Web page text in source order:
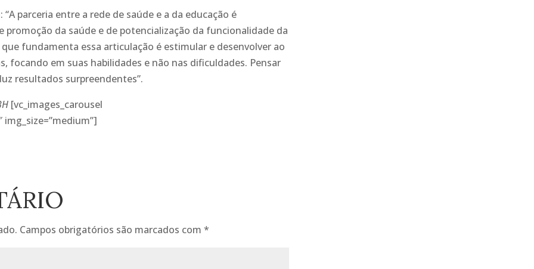
parceria entre a rede de saúde e a da educação é
da saúde e de potencialização da funcionalidade da
fundamenta essa articulação é estimular e desenvolver ao
focando em suas habilidades e não nas dificuldades. Pensar
resultados surpreendentes”.
[vc_images_carousel
img_size=”medium”]
Campos obrigatórios são marcados com*